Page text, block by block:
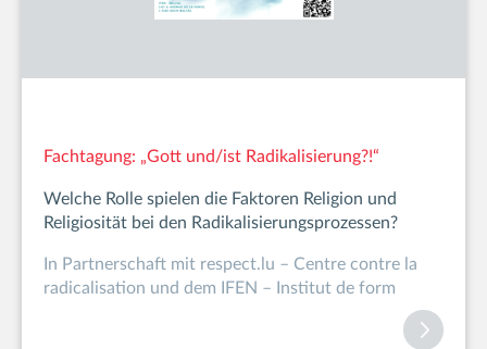
Fachtagung: „Gott und/ist Radikalisierung?!“
Welche Rolle spielen die Faktoren Religion und
Religiosität bei den Radikalisierungsprozessen?
In Partnerschaft mit respect.lu – Centre contre la
radicalisation und dem IFEN – Institut de form